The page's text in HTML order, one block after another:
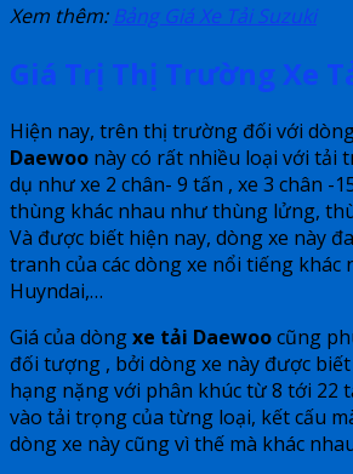
Xem thêm: Bảng Giá Xe Tải Suzuki
Giá Trị Thị Trường Xe
Hiện nay, trên thị trường đối với
Daewoo này có rất nhiều loại với tải
dụ như xe 2 chân- 9 tấn , xe 3 chân -
thùng khác nhau như thùng lửng,
Và được biết hiện nay, dòng xe này
tranh của các dòng xe nổi tiếng khác
Huyndai,…
Giá của dòngxe tải Daewoocũng
đối tượng , bởi dòng xe này được
hạng nặng với phân khúc từ 8 tới 22
vào tải trọng của từng loại, kết cấu
dòng xe này cũng vì thế mà khác